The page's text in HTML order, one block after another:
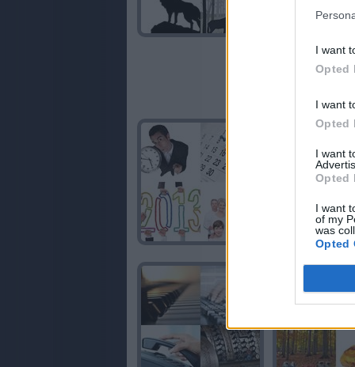
I want
Opted
I want
Opted
I want
Opted
I want
of my
was
Opted